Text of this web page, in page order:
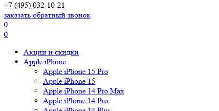
+7 (495) 032-10-21
заказать обратный звонок
0
0
Акции и скидки
Apple iPhone
Apple iPhone 15 Pro
Apple iPhone 15
Apple iPhone 14 Pro Max
Apple iPhone 14 Pro